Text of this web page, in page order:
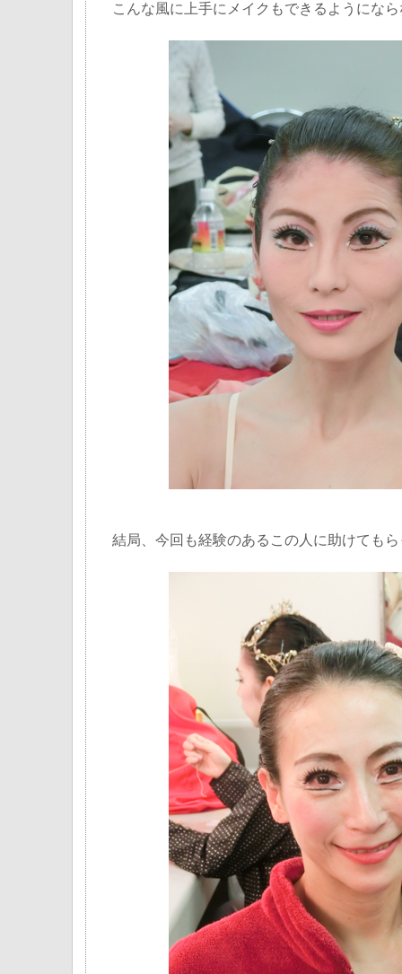
こんな風に上手にメイクもできるようにな
結局、今回も経験のあるこの人に助けても